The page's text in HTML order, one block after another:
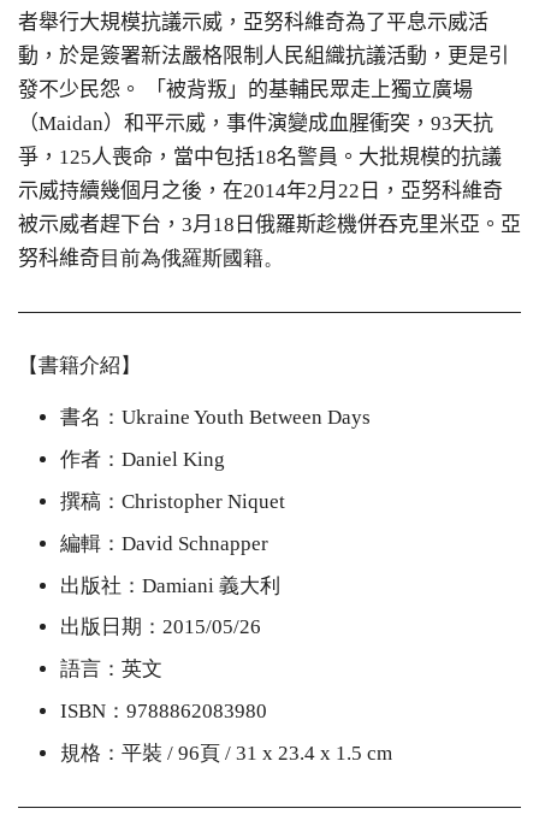
者舉行大規模抗議示威，亞努科維奇為了平息示威活
動，於是簽署新法嚴格限制人民組織抗議活動，更是引
發不少民怨。
「被背叛」的基輔民眾走上獨立廣場
（Maidan）和平示威，事件演變成血腥衝突，93天抗
爭，125人喪命，當中包括18名警員。大批規模的抗議
示威持續幾個月之後，在2014年2月22日，亞努科維奇
被示威者趕下台，3月18日俄羅斯趁機併吞克里米亞。 亞
努科維奇目前為俄羅斯國籍。
【書籍介紹】
書名：Ukraine Youth Between Days
作者：Daniel King
撰稿：Christopher Niquet
編輯：David Schnapper
出版社：Damiani 義大利
出版日期：2015/05/26
語言：英文
ISBN：9788862083980
規格：平裝 / 96頁 / 31 x 23.4 x 1.5 cm